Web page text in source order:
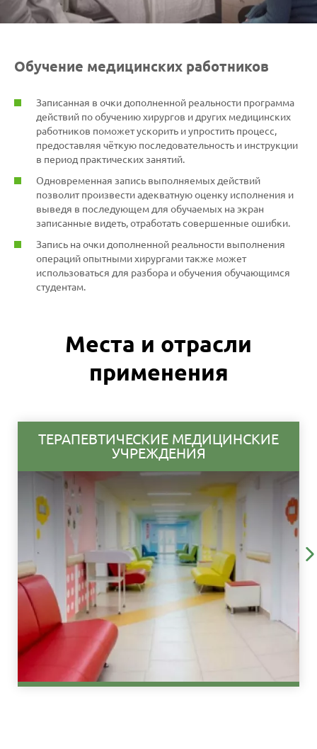
Обучение медицинских работников
Записанная в очки дополненной реальности программа
действий по обучению хирургов и других медицинских
работников поможет ускорить и упростить процесс,
предоставляя чёткую последовательность и инструкции
в период практических занятий.
Одновременная запись выполняемых действий
позволит произвести адекватную оценку исполнения и
выведя в последующем для обучаемых на экран
записанные видеть, отработать совершенные ошибки.
Запись на очки дополненной реальности выполнения
операций опытными хирургами также может
использоваться для разбора и обучения обучающимся
студентам.
Места и отрасли
применения
ТЕРАПЕВТИЧЕСКИЕ МЕДИЦИНСКИЕ
УЧРЕЖДЕНИЯ